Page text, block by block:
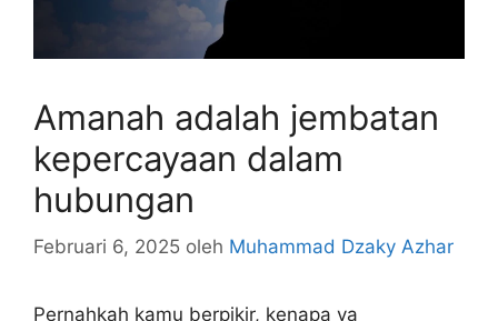
Amanah adalah jembatan
kepercayaan dalam
hubungan
Februari 6, 2025 oleh Muhammad Dzaky Azhar
Pernahkah kamu berpikir, kenapa ya